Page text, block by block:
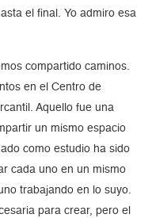
el final. Yo admiro esa
compartido caminos.
en el Centro de
Aquello fue una
un mismo espacio
como estudio ha sido
cada uno en un mismo
trabajando en lo suyo.
para crear, pero el